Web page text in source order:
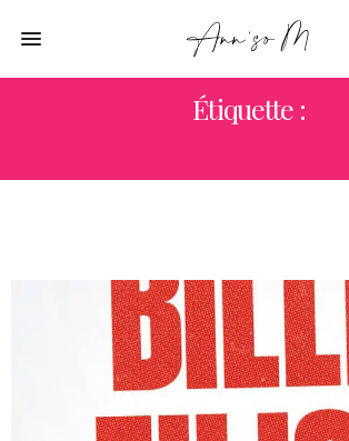
Étiquette :